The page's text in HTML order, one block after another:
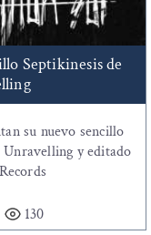
Septikinesis de
su nuevo sencillo
y editado
130